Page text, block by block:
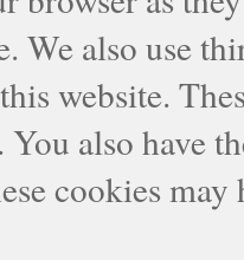
We also use
website.
You also have
cookies